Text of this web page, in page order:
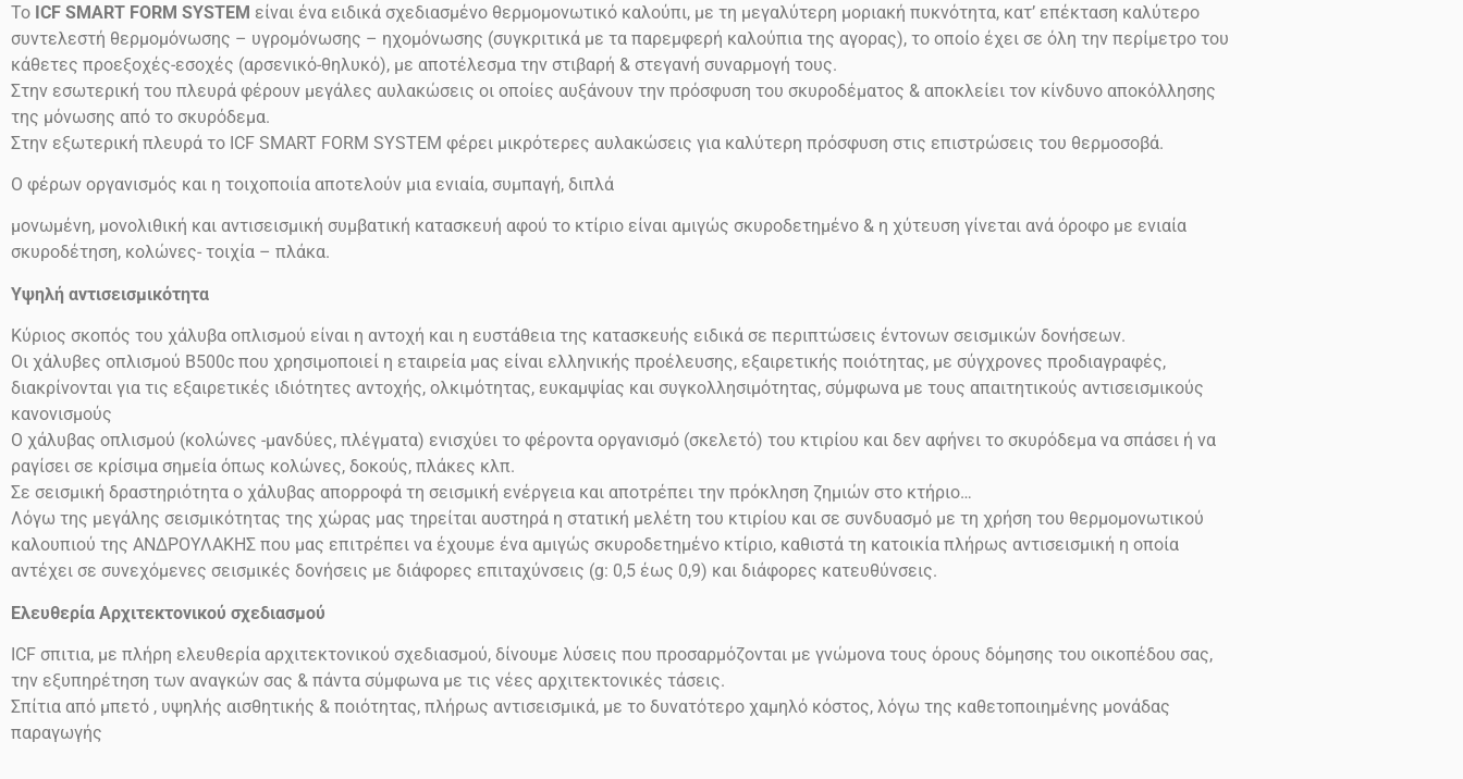
Το ICF SMART FORM SYSTEM είναι ένα ειδικά σχεδιασμένο θερμομονωτικό καλούπι, με τη μεγαλύτερη μοριακή πυκνότητα, κατ’ επέκταση καλύτερο
συντελεστή θερμομόνωσης – υγρομόνωσης – ηχομόνωσης (συγκριτικά με τα παρεμφερή καλούπια της αγορας), το οποίο έχει σε όλη την περίμετρο του
κάθετες προεξοχές-εσοχές (αρσενικό-θηλυκό), με αποτέλεσμα την στιβαρή & στεγανή συναρμογή τους.
Στην εσωτερική του πλευρά φέρουν μεγάλες αυλακώσεις οι οποίες αυξάνουν την πρόσφυση του σκυροδέματος & αποκλείει τον κίνδυνο αποκόλλησης
της μόνωσης από το σκυρόδεμα.
Στην εξωτερική πλευρά το ICF SMART FORM SYSTEM φέρει μικρότερες αυλακώσεις για καλύτερη πρόσφυση στις επιστρώσεις του θερμοσοβά.
Ο φέρων οργανισμός και η τοιχοποιία αποτελούν μια ενιαία, συμπαγή, διπλά
μονωμένη, μονολιθική και αντισεισμική συμβατική κατασκευή αφού το κτίριο είναι αμιγώς σκυροδετημένο & η χύτευση γίνεται ανά όροφο με ενιαία
σκυροδέτηση, κολώνες- τοιχία – πλάκα.
Υψηλή αντισεισμικότητα
Κύριος σκοπός του χάλυβα οπλισμού είναι η αντοχή και η ευστάθεια της κατασκευής ειδικά σε περιπτώσεις έντονων σεισμικών δονήσεων.
Οι χάλυβες οπλισμού Β500c που χρησιμοποιεί η εταιρεία μας είναι ελληνικής προέλευσης, εξαιρετικής ποιότητας, με σύγχρονες προδιαγραφές,
διακρίνονται για τις εξαιρετικές ιδιότητες αντοχής, ολκιμότητας, ευκαμψίας και συγκολλησιμότητας, σύμφωνα με τους απαιτητικούς αντισεισμικούς
κανονισμούς
Ο χάλυβας οπλισμού (κολώνες -μανδύες, πλέγματα) ενισχύει το φέροντα οργανισμό (σκελετό) του κτιρίου και δεν αφήνει το σκυρόδεμα να σπάσει ή να
ραγίσει σε κρίσιμα σημεία όπως κολώνες, δοκούς, πλάκες κλπ.
Σε σεισμική δραστηριότητα ο χάλυβας απορροφά τη σεισμική ενέργεια και αποτρέπει την πρόκληση ζημιών στο κτήριο…
Λόγω της μεγάλης σεισμικότητας της χώρας μας τηρείται αυστηρά η στατική μελέτη του κτιρίου και σε συνδυασμό με τη χρήση του θερμομονωτικού
καλουπιού της ΑΝΔΡΟΥΛΑΚΗΣ που μας επιτρέπει να έχουμε ένα αμιγώς σκυροδετημένο κτίριο, καθιστά τη κατοικία πλήρως αντισεισμική η οποία
αντέχει σε συνεχόμενες σεισμικές δονήσεις με διάφορες επιταχύνσεις (g: 0,5 έως 0,9) και διάφορες κατευθύνσεις.
Ελευθερία Αρχιτεκτονικού σχεδιασμού
ICF σπιτια, με πλήρη ελευθερία αρχιτεκτονικού σχεδιασμού, δίνουμε λύσεις που προσαρμόζονται με γνώμονα τους όρους δόμησης του οικοπέδου σας,
την εξυπηρέτηση των αναγκών σας & πάντα σύμφωνα με τις νέες αρχιτεκτονικές τάσεις.
Σπίτια από μπετό , υψηλής αισθητικής & ποιότητας, πλήρως αντισεισμικά, με το δυνατότερο χαμηλό κόστος, λόγω της καθετοποιημένης μονάδας
παραγωγής